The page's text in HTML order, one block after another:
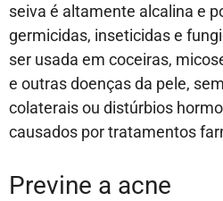
seiva é altamente alcalina e
germicidas, inseticidas e
ser usada em coceiras,
e outras doenças da pele,
colaterais ou distúrbios
causados por tratamentos
Previne a acne